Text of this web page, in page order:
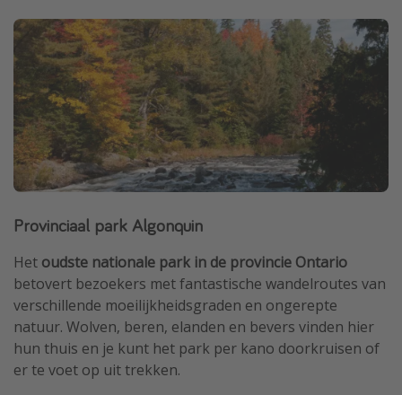
Provinciaal park Algonquin
Het oudste nationale park in de provincie Ontario
betovert bezoekers met fantastische wandelroutes van
verschillende moeilijkheidsgraden en ongerepte
natuur. Wolven, beren, elanden en bevers vinden hier
hun thuis en je kunt het park per kano doorkruisen of
er te voet op uit trekken.